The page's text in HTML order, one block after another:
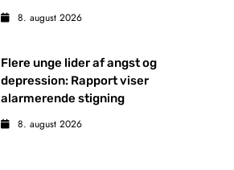
8. august 2026
Flere unge lider af angst og
depression: Rapport viser
alarmerende stigning
8. august 2026